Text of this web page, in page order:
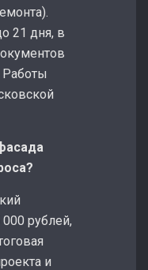
21 дня, в
Работы
000 рублей,
и